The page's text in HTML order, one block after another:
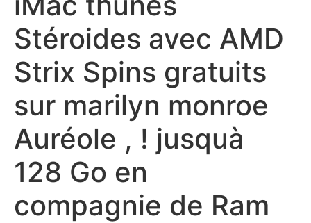
Stéroides avec AMD
Strix Spins gratuits
sur marilyn monroe
Auréole , ! jusquà
128 Go en
compagnie de Ram